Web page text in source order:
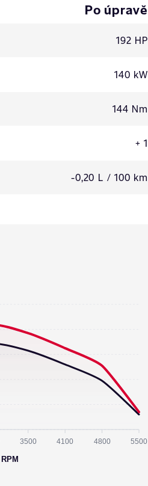
Po úpravě
192 HP
140 kW
144 Nm
+ 1
-0,20 L / 100 km
3500 4100 4800 5500
RPM